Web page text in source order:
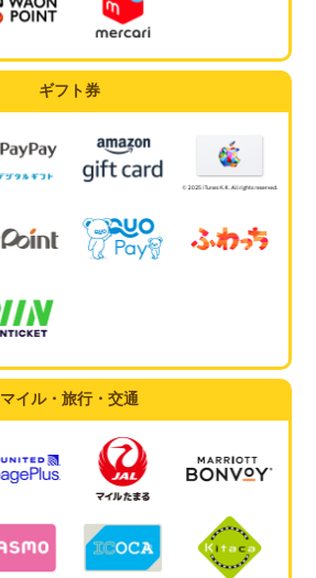
ギフト券
マイル・旅行・交通